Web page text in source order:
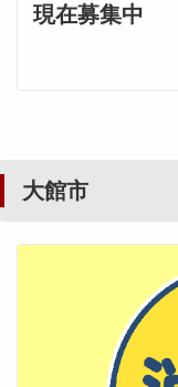
現在募集中
大館市